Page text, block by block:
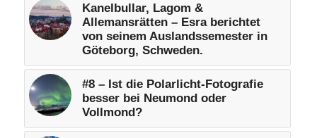
Kanelbullar, Lagom &
Allemansrätten – Esra berichtet
von seinem Auslandssemester in
Göteborg, Schweden.
#8 – Ist die Polarlicht-Fotografie
besser bei Neumond oder
Vollmond?